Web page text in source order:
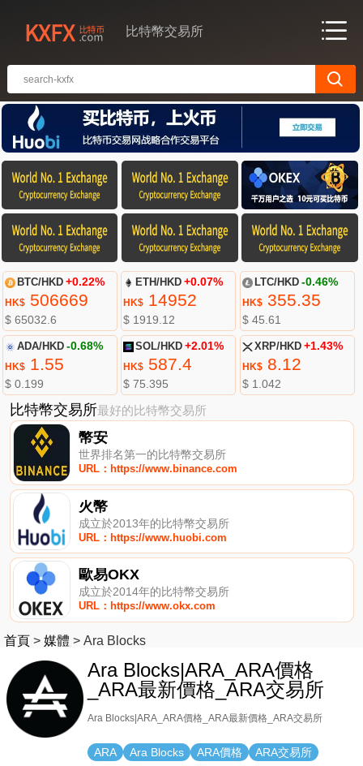
比特幣交易所
BTC/HKD +0.22%
HK$506669
$ 65032.6
ETH/HKD +0.07%
HK$ 14952
$ 1919.12
LTC/HKD -0.46%
HK$355.35
$ 45.61
ADA/HKD -0.68%
HK$1.55
$ 0.199
SOL/HKD +2.01%
HK$ 587.4
$ 75.395
XRP/HKD +1.43%
HK$8.12
$ 1.042
比特幣交易所最好的比特幣交易所
幣安
世界排名第一的比特幣交易所
URL：https://www.binance.com
火幣
成立於2013年的比特幣交易所
URL：https://www.huobi.com
歐易OKX
成立於2014年的比特幣交易所
URL：https://www.okx.com
首頁 > 媒體 > Ara Blocks
Ara Blocks|ARA_ARA價格
_ARA最新價格_ARA交易所
Ara Blocks|ARA_ARA價格_ARA最新價格_ARA交易所
ARA Ara Blocks ARA價格
ARA交易所